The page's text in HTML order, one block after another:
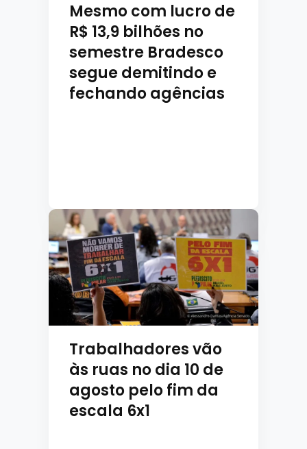
Mesmo com lucro de
R$ 13,9 bilhões no
semestre Bradesco
segue demitindo e
fechando agências
Trabalhadores vão
às ruas no dia 10 de
agosto pelo fim da
escala 6x1